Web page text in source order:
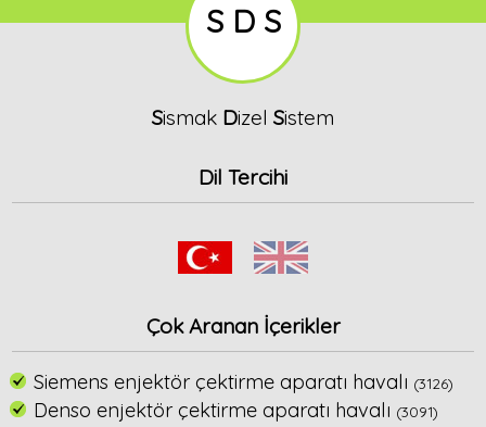
S D S
Sismak Dizel Sistem
Dil Tercihi
Çok Aranan İçerikler
Siemens enjektör çektirme aparatı havalı (3126)
Denso enjektör çektirme aparatı havalı (3091)